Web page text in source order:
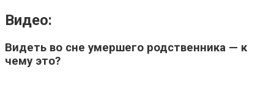
Видео:
Видеть во сне умершего родственника — к
чему это?